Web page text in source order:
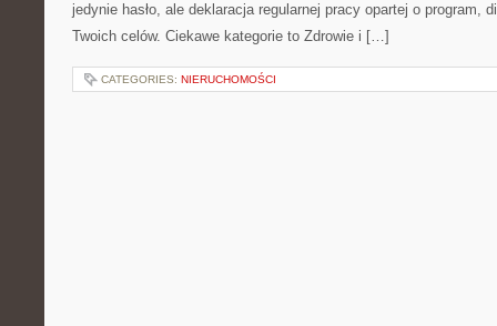
jedynie hasło, ale deklaracja regularnej pracy opartej o program,
Twoich celów. Ciekawe kategorie to Zdrowie i […]
CATEGORIES: NIERUCHOMOŚCI